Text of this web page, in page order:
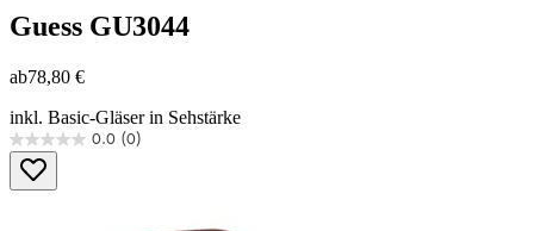
Guess GU3044
ab78,80 €
inkl. Basic-Gläser in Sehstärke
0.0 (0)
0.0
von
5